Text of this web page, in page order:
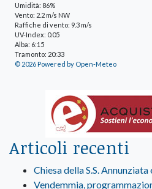
Umidità: 86%
Vento: 2.2 m/s NW
Raffiche di vento: 9.3 m/s
UV-Index: 0.05
Alba: 6:15
Tramonto: 20:33
© 2026 Powered by Open-Meteo
Articoli recenti
Chiesa della S.S.
Vendemmia,